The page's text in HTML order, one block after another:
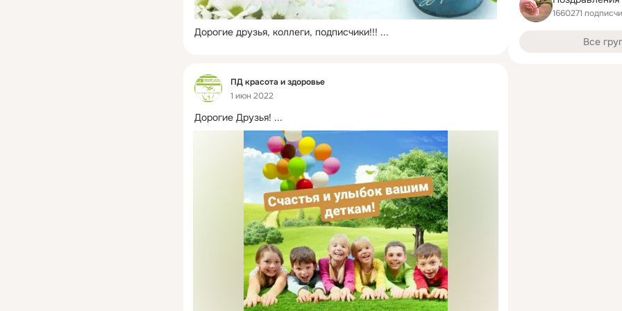
Дорогие друзья, коллеги, подписчики!!! ...
Фид
ПД красота и здоровье
1 июн 2022
Дорогие Друзья! ...
1660271
Все